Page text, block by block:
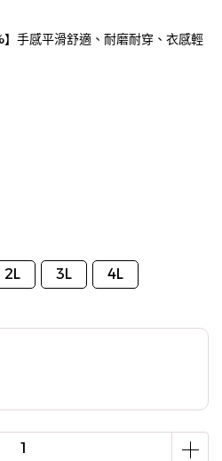
手感平滑舒適、耐磨耐穿、衣感輕
2L 3L 4L